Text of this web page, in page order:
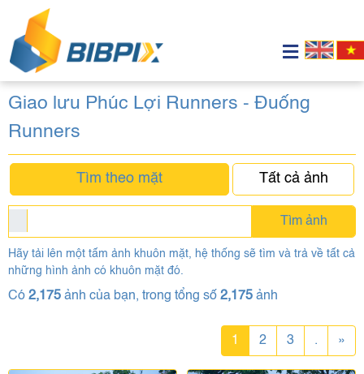
Giao lưu Phúc Lợi Runners - Đuống
Runners
Tìm theo mặt Tất cả ảnh
Tìm ảnh
Hãy tải lên một tấm ảnh khuôn mặt, hệ thống sẽ tìm và trả về tất cả
những hình ảnh có khuôn mặt đó.
Có 2,175 ảnh của bạn, trong tổng số 2,175 ảnh
1 2 3 . »